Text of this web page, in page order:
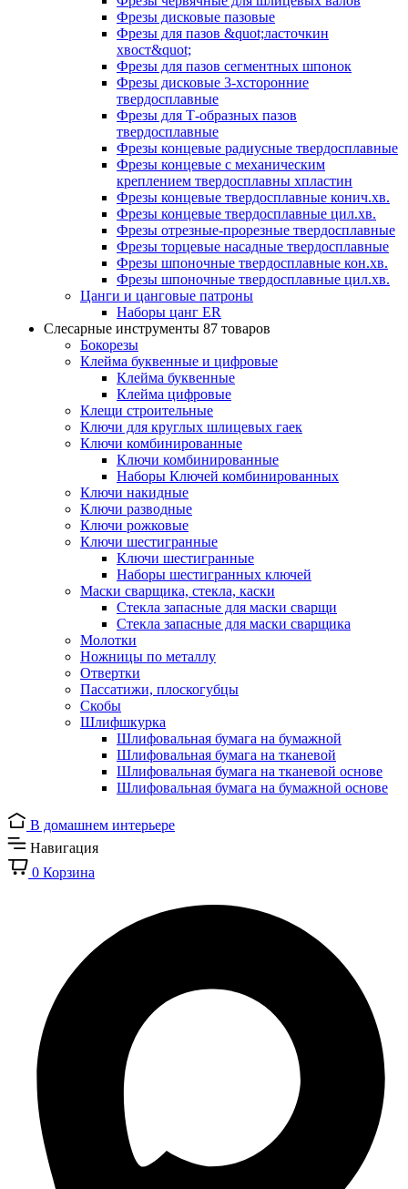
Фрезы дисковые пазовые
Фрезы для пазов &quot;ласточкин
хвост&quot;
Фрезы для пазов сегментных шпонок
Фрезы дисковые 3-хсторонние
твердосплавные
Фрезы для Т-образных пазов
твердосплавные
Фрезы концевые радиусные твердосплавные
Фрезы концевые с механическим
креплением твердосплавны хпластин
Фрезы концевые твердосплавные конич.хв.
Фрезы концевые твердосплавные цил.хв.
Фрезы отрезные-прорезные твердосплавные
Фрезы торцевые насадные твердосплавные
Фрезы шпоночные твердосплавные кон.хв.
Фрезы шпоночные твердосплавные цил.хв.
Цанги и цанговые патроны
Наборы цанг ER
Слесарные инструменты 87 товаров
Бокорезы
Клейма буквенные и цифровые
Клейма буквенные
Клейма цифровые
Клещи строительные
Ключи для круглых шлицевых гаек
Ключи комбинированные
Ключи комбинированные
Наборы Ключей комбинированных
Ключи накидные
Ключи разводные
Ключи рожковые
Ключи шестигранные
Ключи шестигранные
Наборы шестигранных ключей
Маски сварщика, стекла, каски
Стекла запасные для маски сварщи
Стекла запасные для маски сварщика
Молотки
Ножницы по металлу
Отвертки
Пассатижи, плоскогубцы
Скобы
Шлифшкурка
Шлифовальная бумага на бумажной
Шлифовальная бумага на тканевой
Шлифовальная бумага на тканевой основе
Шлифовальная бумага на бумажной основе
В домашнем интерьере
Навигация
0 Корзина